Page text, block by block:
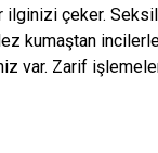
ilginizi çeker.
kumaştan
var. Zarif